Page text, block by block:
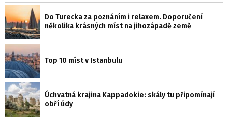
Do Turecka za poznáním i relaxem. Doporučení
několika krásných míst na jihozápadě země
Top 10 míst v Istanbulu
Úchvatná krajina Kappadokie: skály tu připomínají
obří údy